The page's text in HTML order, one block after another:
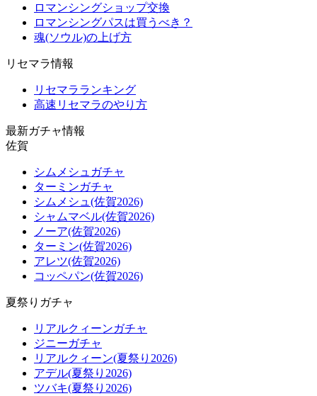
ロマンシングショップ交換
ロマンシングパスは買うべき？
魂(ソウル)の上げ方
リセマラ情報
リセマラランキング
高速リセマラのやり方
最新ガチャ情報
佐賀
シムメシュガチャ
ターミンガチャ
シムメシュ(佐賀2026)
シャムマベル(佐賀2026)
ノーア(佐賀2026)
ターミン(佐賀2026)
アレツ(佐賀2026)
コッペパン(佐賀2026)
夏祭りガチャ
リアルクィーンガチャ
ジニーガチャ
リアルクィーン(夏祭り2026)
アデル(夏祭り2026)
ツバキ(夏祭り2026)